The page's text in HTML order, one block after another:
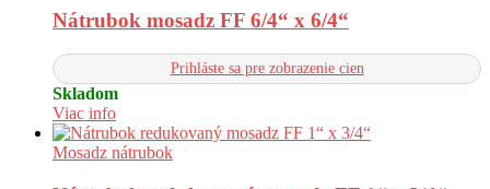
Nátrubok mosadz FF 6/4“ x 6/4“
Prihláste sa pre zobrazenie cien
Skladom
Viac info
Mosadz nátrubok